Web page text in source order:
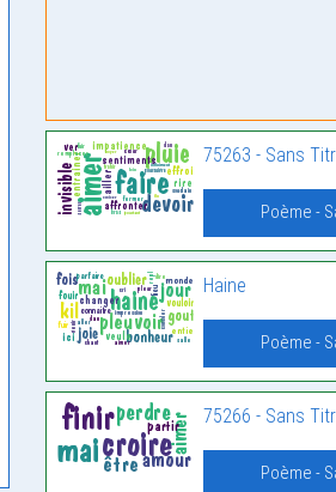
75263 - Sans
Poème -
Haine
Poème -
75266 - Sans
Poème -